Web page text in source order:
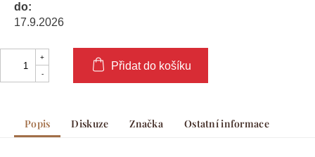
do:
17.9.2026
Přidat do košíku
Popis Diskuze Značka Ostatní informace